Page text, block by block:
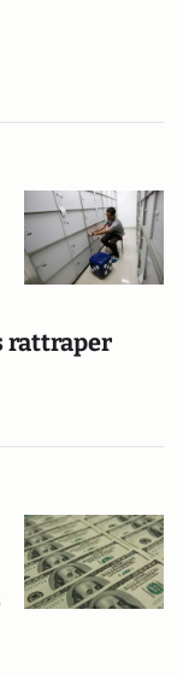
rattraper